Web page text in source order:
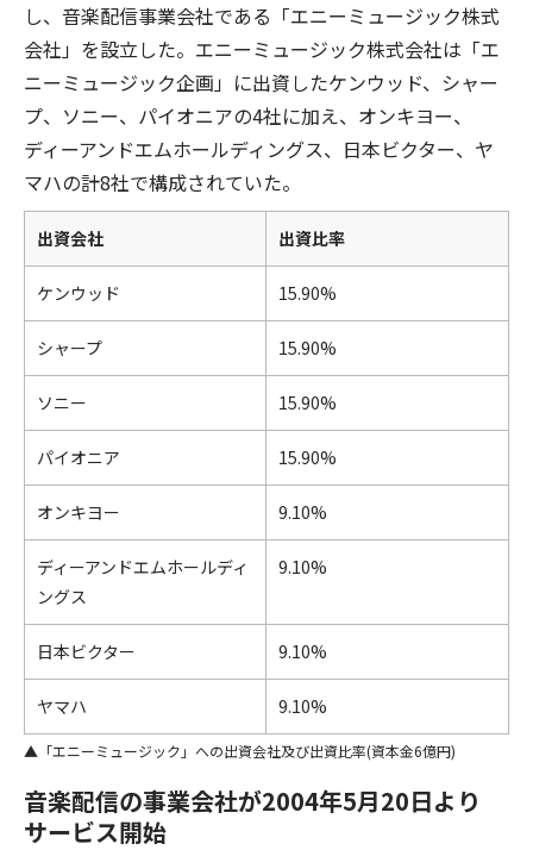
し、音楽配信事業会社である「エニーミュージック株式
会社」を設立した。エニーミュージック株式会社は「エ
ニーミュージック企画」に出資したケンウッド、シャー
プ、ソニー、パイオニアの4社に加え、オンキヨー、
ディーアンドエムホールディングス、日本ビクター、ヤ
マハの計8社で構成されていた。
出資会社 出資比率
ケンウッド 15.90%
シャープ 15.90%
ソニー 15.90%
パイオニア 15.90%
オンキヨー 9.10%
ディーアンドエムホールディ
ングス
9.10%
日本ビクター 9.10%
ヤマハ 9.10%
「エニーミュージック」への出資会社及び出資比率(資本金6億円)
音楽配信の事業会社が2004年5月20日より
サービス開始